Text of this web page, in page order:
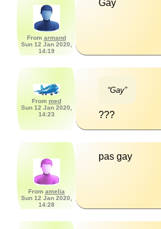
From armand
Sun 12 Jan 2020,
14:19
Gay
From med
Sun 12 Jan 2020,
14:23
“Gay”
???
From amelia
Sun 12 Jan 2020,
14:28
pas gay